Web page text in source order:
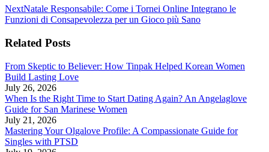
NextNext
post:
Natale Responsabile: Come i Tornei Online Integrano le
Funzioni di Consapevolezza per un Gioco più Sano
Related Posts
From Skeptic to Believer: How Tinpak Helped Korean Women
Build Lasting Love
July 26, 2026
When Is the Right Time to Start Dating Again? An Angelaglove
Guide for San Marinese Women
July 21, 2026
Mastering Your Olgalove Profile: A Compassionate Guide for
Singles with PTSD